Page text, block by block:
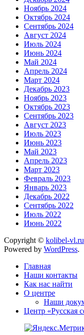
Ноябрь 2024
Октябрь 2024
Сентябрь 2024
Август 2024
Июль 2024
Июнь 2024
Май 2024
Апрель 2024
Март 2024
Декабрь 2023
Ноябрь 2023
Октябрь 2023
Сентябрь 2023
Август 2023
Июль 2023
Июнь 2023
Май 2023
Апрель 2023
Март 2023
Февраль 2023
Январь 2023
Декабрь 2022
Сентябрь 2022
Июль 2022
Июнь 2022
Copyright © kolibel-vl.ru
Powered by WordPress.
Главная
Наши контакты
Как нас найти
О центре
Наши
Центр «Русская